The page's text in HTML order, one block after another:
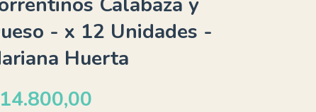
- x 12 Unidades -
Huerta